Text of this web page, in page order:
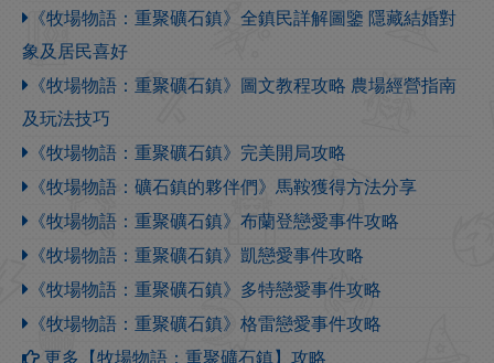
《牧場物語：重聚礦石鎮》全鎮民詳解圖鑒 隱藏結婚對
象及居民喜好
《牧場物語：重聚礦石鎮》圖文教程攻略 農場經營指南
及玩法技巧
《牧場物語：重聚礦石鎮》完美開局攻略
《牧場物語：礦石鎮的夥伴們》馬鞍獲得方法分享
《牧場物語：重聚礦石鎮》布蘭登戀愛事件攻略
《牧場物語：重聚礦石鎮》凱戀愛事件攻略
《牧場物語：重聚礦石鎮》多特戀愛事件攻略
《牧場物語：重聚礦石鎮》格雷戀愛事件攻略
更多【牧場物語：重聚礦石鎮】攻略